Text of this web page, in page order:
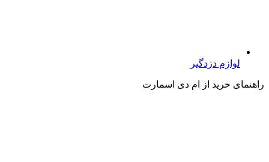
لوازم دزدگیر
راهنمای خرید از ام دی اسمارت